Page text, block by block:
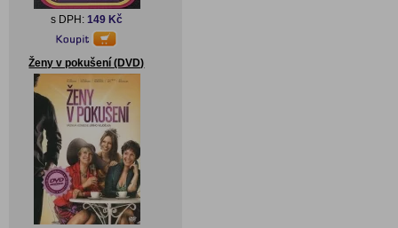
s DPH: 149 Kč
Ženy v pokušení (DVD)